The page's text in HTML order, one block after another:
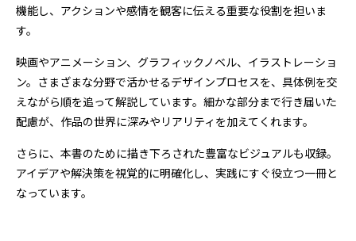
機能し、アクションや感情を観客に伝える重要な役割を担いま
す。
映画やアニメーション、グラフィックノベル、イラストレーショ
ン。さまざまな分野で活かせるデザインプロセスを、具体例を交
えながら順を追って解説しています。細かな部分まで行き届いた
配慮が、作品の世界に深みやリアリティを加えてくれます。
さらに、本書のために描き下ろされた豊富なビジュアルも収録。
アイデアや解決策を視覚的に明確化し、実践にすぐ役立つ一冊と
なっています。